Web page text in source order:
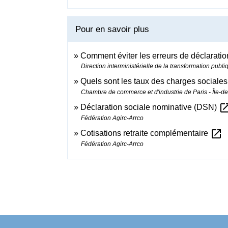
Pour en savoir plus
Comment éviter les erreurs de
Direction interministérielle de la transformation
Quels sont les taux des charges
Chambre de commerce et d'industrie de Paris - Île-
Déclaration sociale nominative (DSN)
Fédération Agirc-Arrco
Cotisations retraite complémentaire open_in_new
Fédération Agirc-Arrco